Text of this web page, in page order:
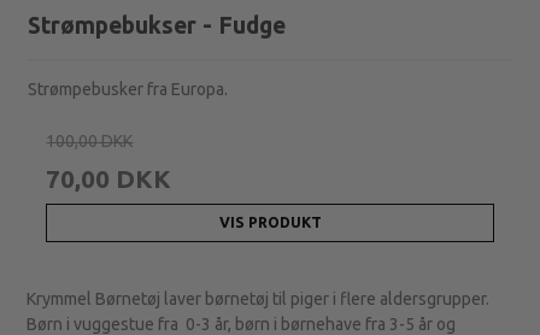
Strømpebukser - Fudge
Strømpebusker fra Europa.
100,00 DKK
70,00 DKK
VIS PRODUKT
Krymmel Børnetøj laver børnetøj til piger i flere aldersgrupper.
Børn i vuggestue fra 0-3 år, børn i børnehave fra 3-5 år og